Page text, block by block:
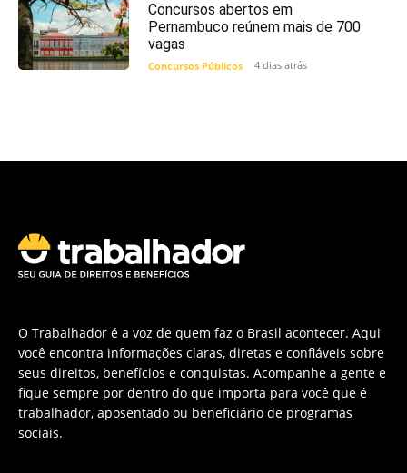
Concursos abertos em
Pernambuco reúnem mais de 700
vagas
Concursos Públicos 4 dias atrás
O Trabalhador é a voz de quem faz o Brasil acontecer. Aqui
você encontra informações claras, diretas e confiáveis sobre
seus direitos, benefícios e conquistas. Acompanhe a gente e
fique sempre por dentro do que importa para você que é
trabalhador, aposentado ou beneficiário de programas
sociais.